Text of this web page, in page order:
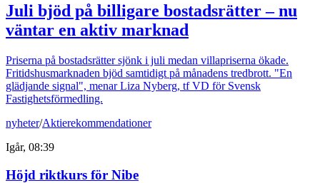
Juli bjöd på billigare bostadsrätter – nu
väntar en aktiv marknad
Priserna på bostadsrätter sjönk i juli medan villapriserna ökade.
Fritidshusmarknaden bjöd samtidigt på månadens tredbrott. "En
glädjande signal", menar Liza Nyberg, tf VD för Svensk
Fastighetsförmedling.
nyheter/Aktierekommendationer
Igår, 08:39
Höjd riktkurs för Nibe